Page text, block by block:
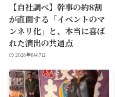
【自社調べ】幹事の約8割
が直面する「イベントのマ
ンネリ化」と、本当に喜ば
れた演出の共通点
2026年8月7日